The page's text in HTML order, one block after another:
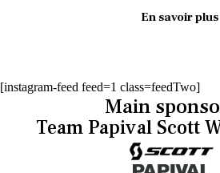
En savoir plus
[instagram-feed feed=1 class=feedTwo]
Main
Team Papival Scott